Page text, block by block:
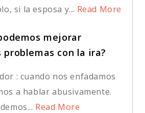
si la esposa y... Read More
mejorar
problemas con la ira?
: cuando nos enfadamos
a hablar abusivamente.
Read More